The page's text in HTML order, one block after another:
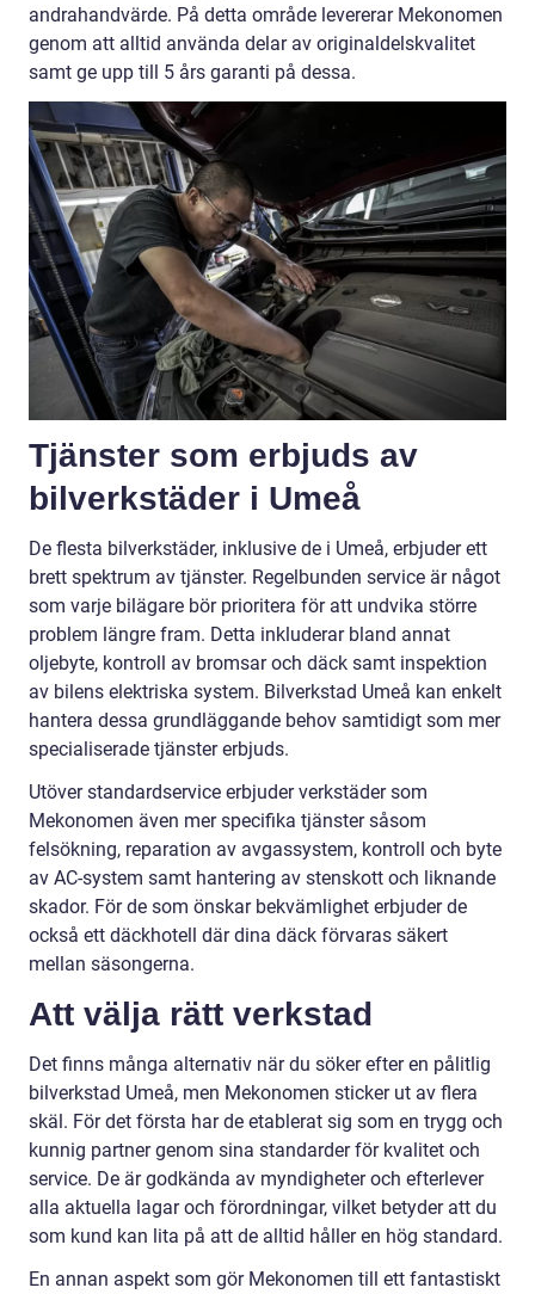
andrahandvärde. På detta område levererar Mekonomen
genom att alltid använda delar av originaldelskvalitet
samt ge upp till 5 års garanti på dessa.
Tjänster som erbjuds av
bilverkstäder i Umeå
De flesta bilverkstäder, inklusive de i Umeå, erbjuder ett
brett spektrum av tjänster. Regelbunden service är något
som varje bilägare bör prioritera för att undvika större
problem längre fram. Detta inkluderar bland annat
oljebyte, kontroll av bromsar och däck samt inspektion
av bilens elektriska system. Bilverkstad Umeå kan enkelt
hantera dessa grundläggande behov samtidigt som mer
specialiserade tjänster erbjuds.
Utöver standardservice erbjuder verkstäder som
Mekonomen även mer specifika tjänster såsom
felsökning, reparation av avgassystem, kontroll och byte
av AC-system samt hantering av stenskott och liknande
skador. För de som önskar bekvämlighet erbjuder de
också ett däckhotell där dina däck förvaras säkert
mellan säsongerna.
Att välja rätt verkstad
Det finns många alternativ när du söker efter en pålitlig
bilverkstad Umeå, men Mekonomen sticker ut av flera
skäl. För det första har de etablerat sig som en trygg och
kunnig partner genom sina standarder för kvalitet och
service. De är godkända av myndigheter och efterlever
alla aktuella lagar och förordningar, vilket betyder att du
som kund kan lita på att de alltid håller en hög standard.
En annan aspekt som gör Mekonomen till ett fantastiskt